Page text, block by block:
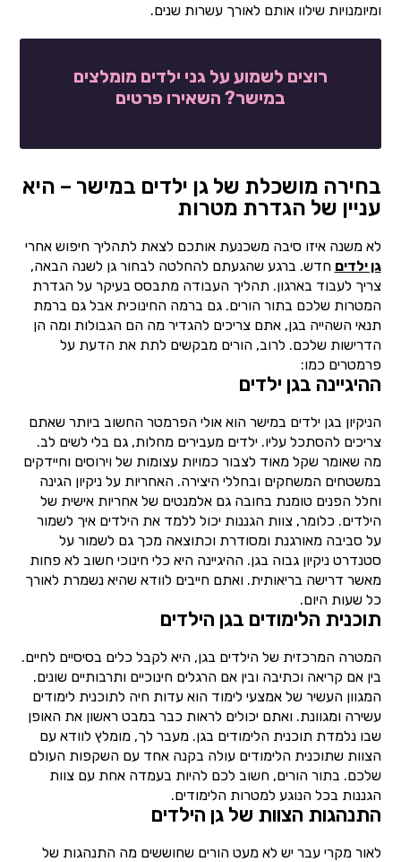
ומיומנויות שילוו אותם לאורך עשרות שנים.
רוצים לשמוע על גני ילדים מומלצים
במישר? השאירו פרטים
בחירה מושכלת של גן ילדים במישר – היא
עניין של הגדרת מטרות
לא משנה איזו סיבה משכנעת אותכם לצאת לתהליך חיפוש אחרי
גן ילדים חדש. ברגע שהגעתם להחלטה לבחור גן לשנה הבאה,
צריך לעבוד בארגון. תהליך העבודה מתבסס בעיקר על הגדרת
המטרות שלכם בתור הורים. גם ברמה החינוכית אבל גם ברמת
תנאי השהייה בגן, אתם צריכים להגדיר מה הם הגבולות ומה הן
הדרישות שלכם. לרוב, הורים מבקשים לתת את הדעת על
פרמטרים כמו:
ההיגיינה בגן ילדים
הניקיון בגן ילדים במישר הוא אולי הפרמטר החשוב ביותר שאתם
צריכים להסתכל עליו. ילדים מעבירים מחלות, גם בלי לשים לב.
מה שאומר שקל מאוד לצבור כמויות עצומות של וירוסים וחיידקים
במשטחים המשחקים ובחללי היצירה. האחריות על ניקיון הגינה
וחלל הפנים טומנת בחובה גם אלמנטים של אחריות אישית של
הילדים. כלומר, צוות הגננות יכול ללמד את הילדים איך לשמור
על סביבה מאורגנת ומסודרת וכתוצאה מכך גם לשמור על
סטנדרט ניקיון גבוה בגן. ההיגיינה היא כלי חינוכי חשוב לא פחות
מאשר דרישה בריאותית. ואתם חייבים לוודא שהיא נשמרת לאורך
כל שעות היום.
תוכנית הלימודים בגן הילדים
המטרה המרכזית של הילדים בגן, היא לקבל כלים בסיסיים לחיים.
בין אם קריאה וכתיבה ובין אם הרגלים חינוכיים ותרבותיים שונים.
המגוון העשיר של אמצעי לימוד הוא עדות חיה לתוכנית לימודים
עשירה ומגוונת. ואתם יכולים לראות כבר במבט ראשון את האופן
שבו נלמדת תוכנית הלימודים בגן. מעבר לך, מומלץ לוודא עם
הצוות שתוכנית הלימודים עולה בקנה אחד עם השקפות העולם
שלכם. בתור הורים, חשוב לכם להיות בעמדה אחת עם צוות
הגננות בכל הנוגע למטרות הלימודים.
התנהגות הצוות של גן הילדים
לאור מקרי עבר יש לא מעט הורים שחוששים מה התנהגות של